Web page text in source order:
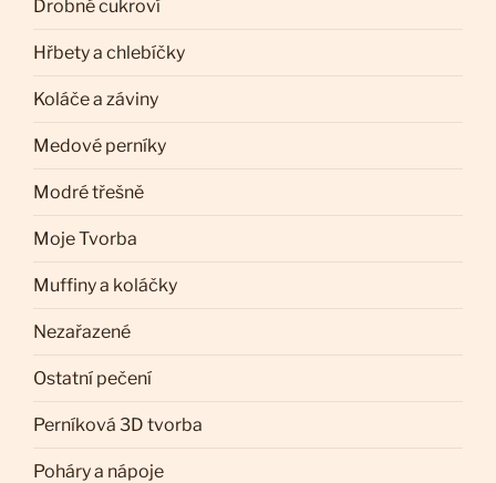
Drobné cukroví
Hřbety a chlebíčky
Koláče a záviny
Medové perníky
Modré třešně
Moje Tvorba
Muffiny a koláčky
Nezařazené
Ostatní pečení
Perníková 3D tvorba
Poháry a nápoje